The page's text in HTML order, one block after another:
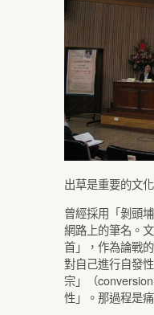
出草是重要的文
曾經採用「剝頭
網路上的筆名。
首」，作為論戰
對自己進行自發
宗」（
性」。那過程是